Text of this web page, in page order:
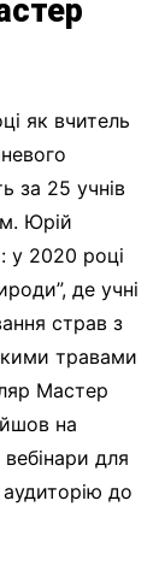
як вчитель
за 25 учнів
Юрій
у 2020 році
де учні
страв з
травами
Мастер
на
для
до